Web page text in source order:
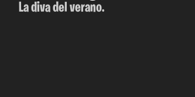
La diva del verano.